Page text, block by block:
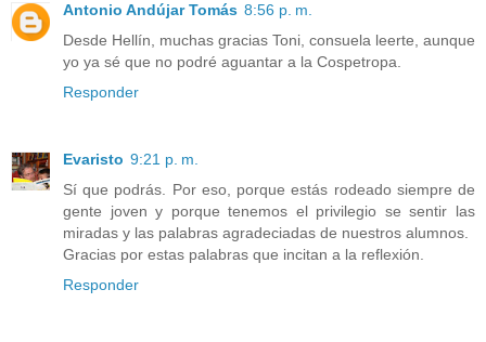
Antonio Andújar Tomás 8:56 p. m.
Desde Hellín, muchas gracias Toni, consuela leerte, aunque
yo ya sé que no podré aguantar a la Cospetropa.
Responder
Evaristo 9:21 p. m.
Sí que podrás. Por eso, porque estás rodeado siempre de
gente joven y porque tenemos el privilegio se sentir las
miradas y las palabras agradeciadas de nuestros alumnos.
Gracias por estas palabras que incitan a la reflexión.
Responder